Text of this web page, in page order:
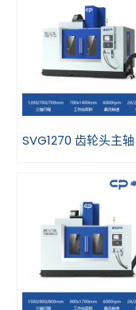
SVG1270 齿轮头主轴